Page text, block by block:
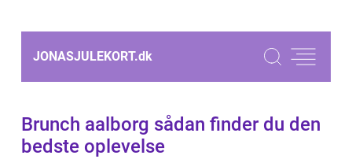
JONASJULEKORT.dk
Brunch aalborg sådan finder du den
bedste oplevelse